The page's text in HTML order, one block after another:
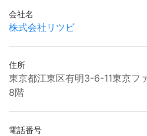
会社名
株式会社リツビ
住所
東京都江東区有明3-6-11東京フ
8階
電話番号